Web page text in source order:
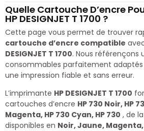
Quelle Cartouche D’encre
HP DESIGNJET T 1700 ?
Cette page vous permet de trouver
cartouche d’encre compatible
DESIGNJET T 1700. Nous référençons
consommables parfaitement
une impression fiable et sans erreur.
L’imprimante HP DESIGNJET T 1700
cartouches d’encre HP 730 Noir, HP
Magenta, HP 730 Cyan, HP 730 , de
disponibles en Noir, Jaune,